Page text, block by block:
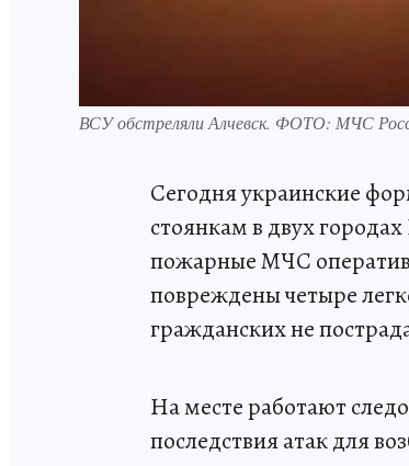
ВСУ обстреляли Алчевск. ФОТО: МЧС
Сегодня украинские
стоянкам в двух
пожарные МЧС
повреждены четыре
гражданских не
На месте работают
последствия атак для